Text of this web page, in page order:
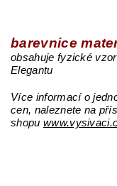
barevnice
obsahuje fyzické
Elegantu
Více informací o
cen, naleznete na
shopu